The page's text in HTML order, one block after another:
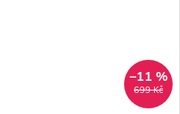
699 Kč
–11 %